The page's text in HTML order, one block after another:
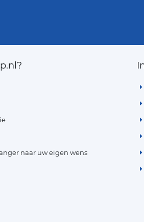
naar uw eigen wens